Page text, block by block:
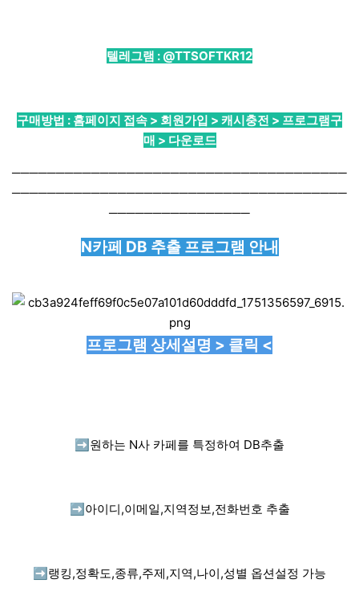
텔레그램 : @TTSOFTKR12
구매방법 : 홈페이지 접속 > 회원가입 > 캐시충전 > 프로그램구
매 > 다운로드
──────────────────────────────────────
──────────────────────────────────────
────────────────
N카페 DB 추출 프로그램 안내
프로그램 상세설명 > 클릭 <
➡️ 원하는 N사 카페를 특정하여 DB추출
➡️ 아이디,이메일,지역정보,전화번호 추출
➡️ 랭킹,정확도,종류,주제,지역,나이,성별 옵션설정 가능